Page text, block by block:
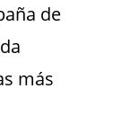
de
más